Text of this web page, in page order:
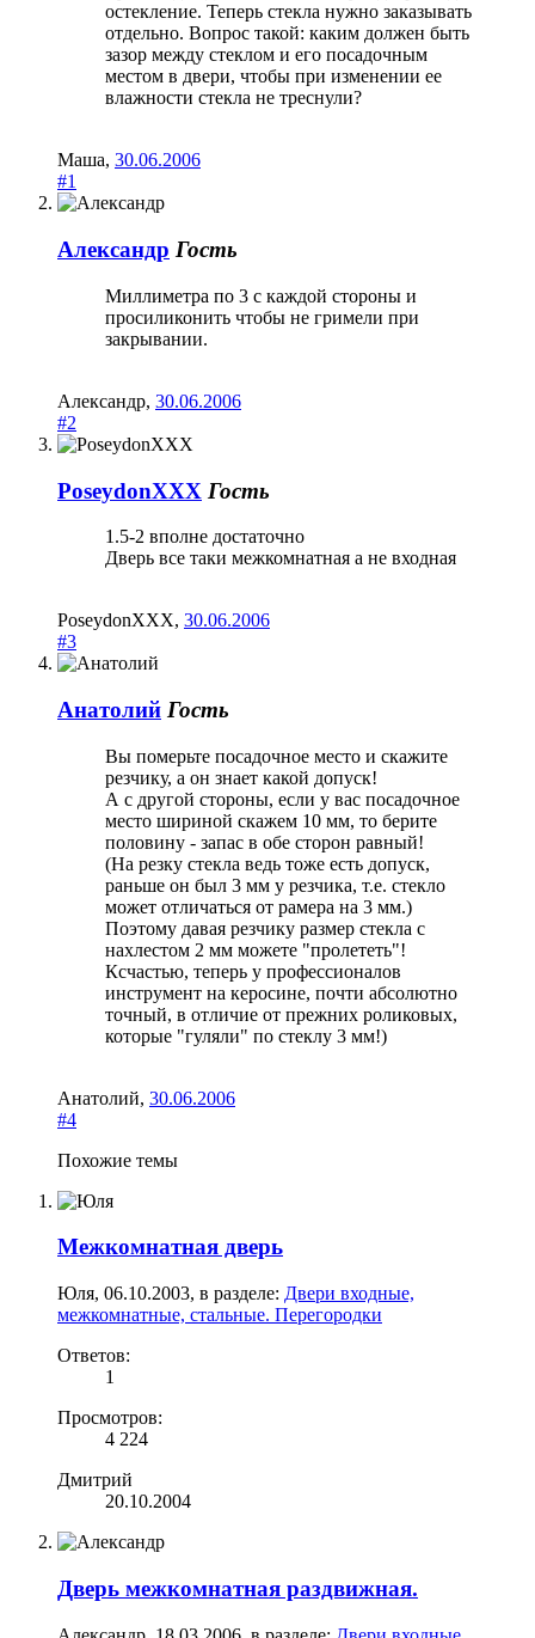
остекление. Теперь стекла нужно заказывать
отдельно. Вопрос такой: каким должен быть
зазор между стеклом и его посадочным
местом в двери, чтобы при изменении ее
влажности стекла не треснули?
Маша, 30.06.2006
#1
Александр Гость
Миллиметра по 3 с каждой стороны и
просиликонить чтобы не гримели при
закрывании.
Александр, 30.06.2006
#2
PoseydonXXX Гость
1.5-2 вполне достаточно
Дверь все таки межкомнатная а не входная
PoseydonXXX, 30.06.2006
#3
Анатолий Гость
Вы померьте посадочное место и скажите
резчику, а он знает какой допуск!
А с другой стороны, если у вас посадочное
место шириной скажем 10 мм, то берите
половину - запас в обе сторон равный!
(На резку стекла ведь тоже есть допуск,
раньше он был 3 мм у резчика, т.е. стекло
может отличаться от рамера на 3 мм.)
Поэтому давая резчику размер стекла с
нахлестом 2 мм можете "пролететь"!
Ксчастью, теперь у профессионалов
инструмент на керосине, почти абсолютно
точный, в отличие от прежних роликовых,
которые "гуляли" по стеклу 3 мм!)
Анатолий, 30.06.2006
#4
Похожие темы
Межкомнатная дверь
Юля, 06.10.2003, в разделе: Двери входные,
межкомнатные, стальные. Перегородки
Ответов:
1
Просмотров:
4 224
Дмитрий
20.10.2004
Дверь межкомнатная раздвижная.